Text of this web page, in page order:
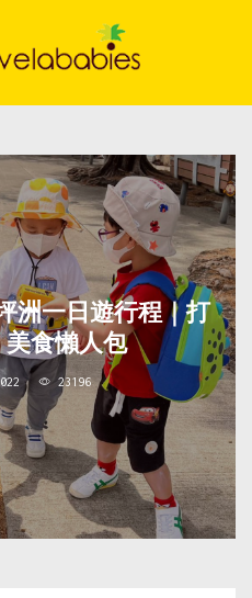
洲一日遊行程｜打
食懶人包
23196